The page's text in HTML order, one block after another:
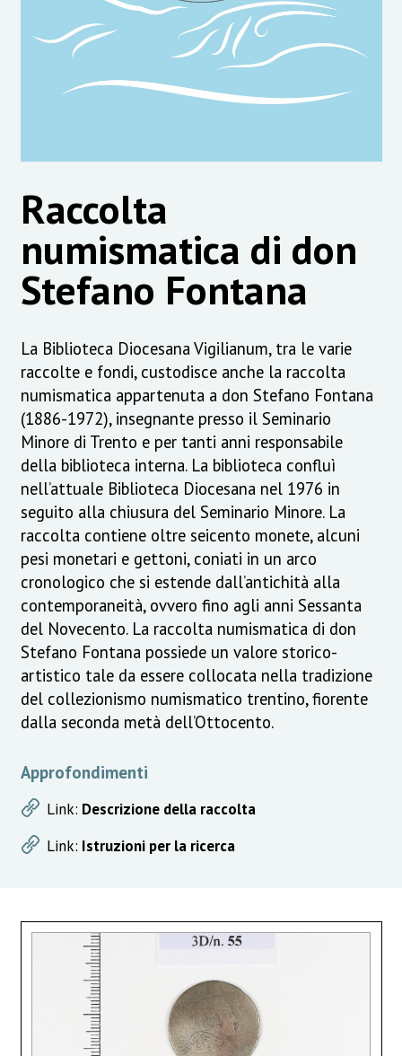
Raccolta
numismatica di don
Stefano Fontana
La Biblioteca Diocesana Vigilianum, tra le varie
raccolte e fondi, custodisce anche la raccolta
numismatica appartenuta a don Stefano Fontana
(1886-1972), insegnante presso il Seminario
Minore di Trento e per tanti anni responsabile
della biblioteca interna. La biblioteca confluì
nell’attuale Biblioteca Diocesana nel 1976 in
seguito alla chiusura del Seminario Minore. La
raccolta contiene oltre seicento monete, alcuni
pesi monetari e gettoni, coniati in un arco
cronologico che si estende dall’antichità alla
contemporaneità, ovvero fino agli anni Sessanta
del Novecento. La raccolta numismatica di don
Stefano Fontana possiede un valore storico-
artistico tale da essere collocata nella tradizione
del collezionismo numismatico trentino, fiorente
dalla seconda metà dell’Ottocento.
Approfondimenti
Link: Descrizione della raccolta
Link: Istruzioni per la ricerca